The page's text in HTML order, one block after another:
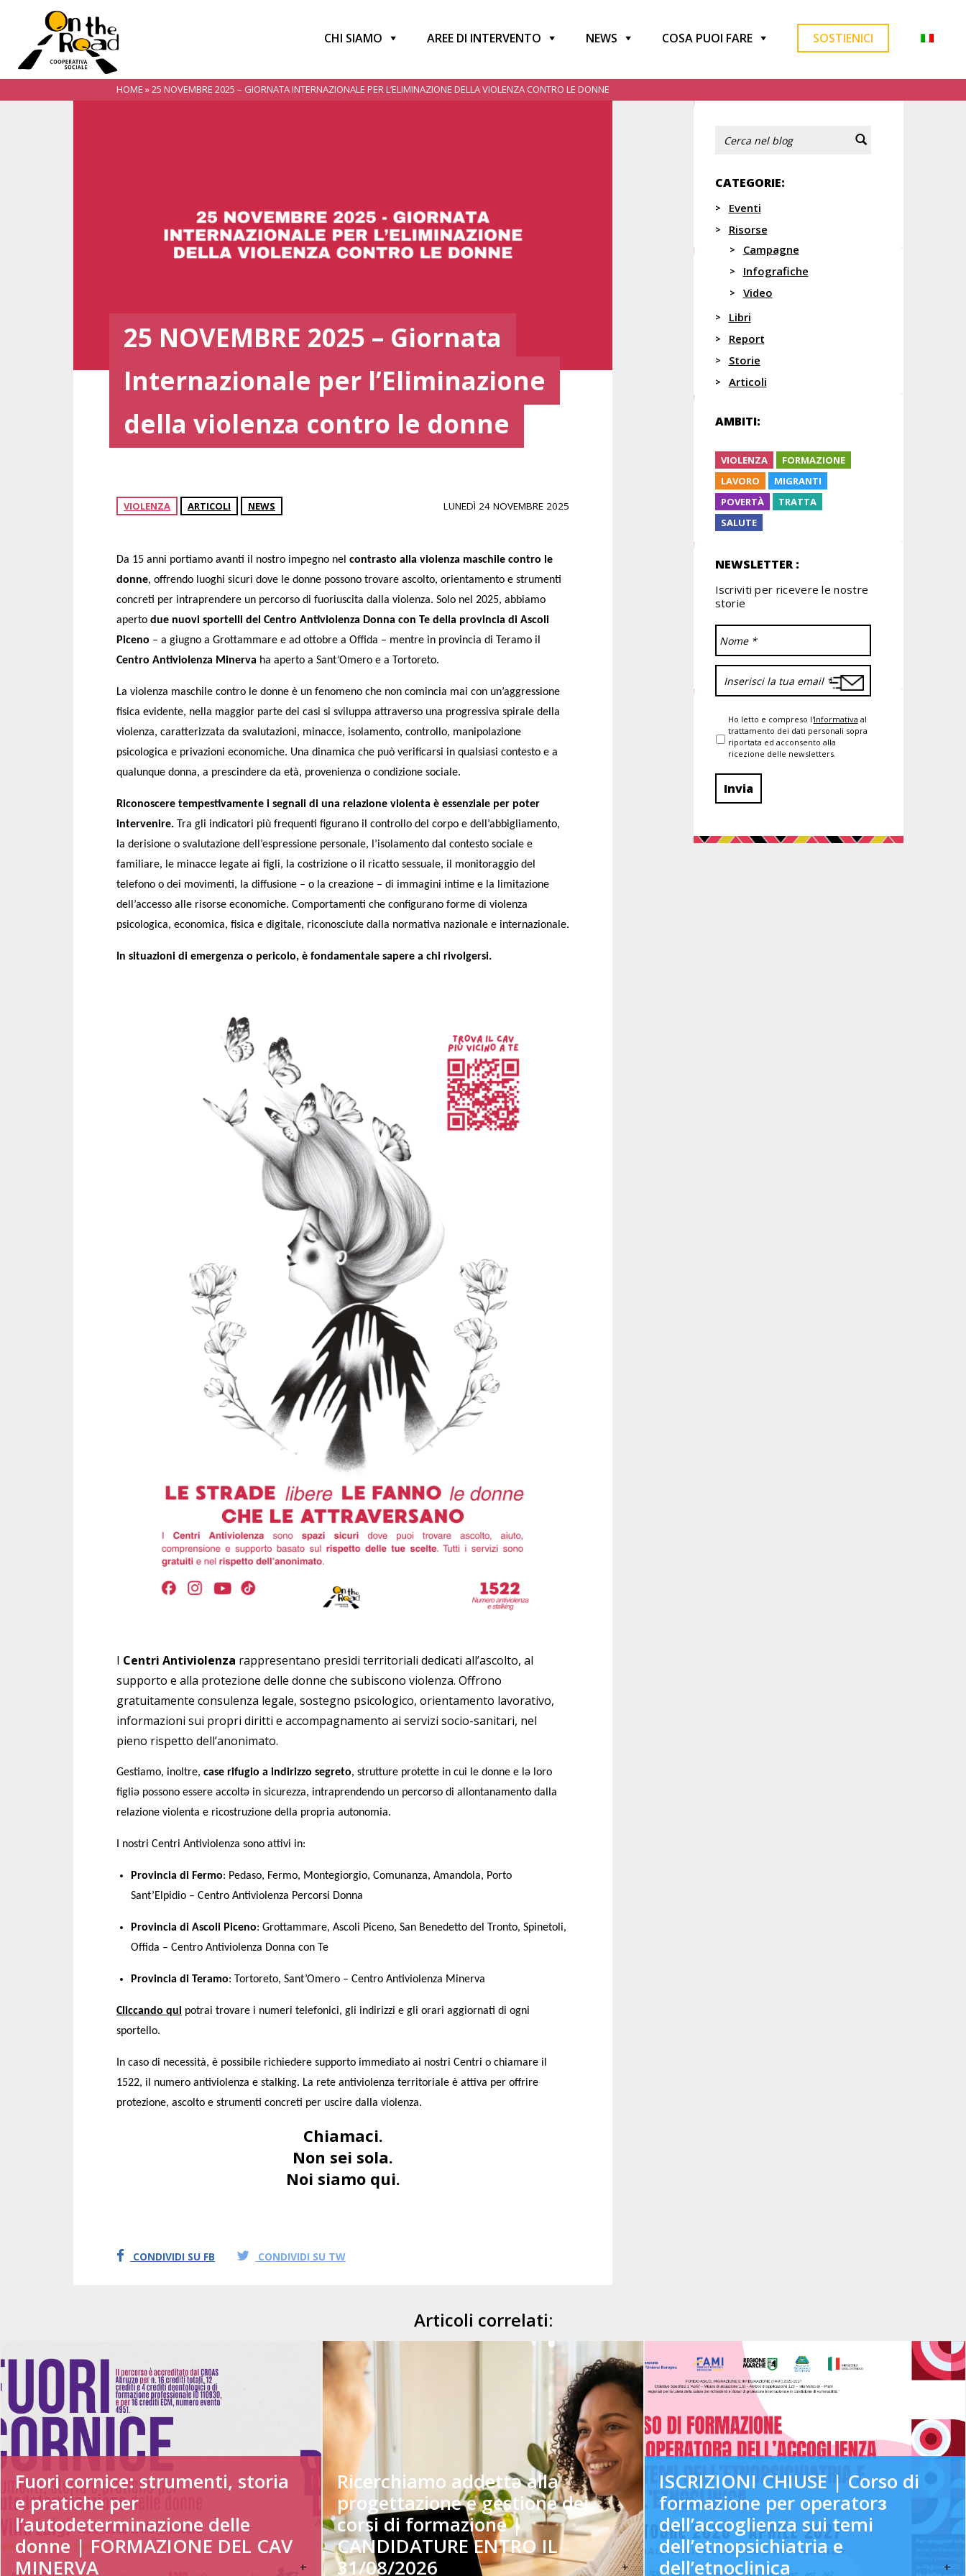
CHI SIAMO AREE DI INTERVENTO NEWS COSA PUOI FARE SOSTIENICI
HOME »25 NOVEMBRE 2025 – GIORNATA INTERNAZIONALE PER L’ELIMINAZIONE DELLA VIOLENZA CONTRO LE DONNE
25 NOVEMBRE 2025 – Giornata
Internazionale per l’Eliminazione
della violenza contro le donne
VIOLENZA ARTICOLI NEWS LUNEDÌ 24 NOVEMBRE 2025
Da 15 anni portiamo avanti il nostro impegno nel contrasto alla violenza maschile contro le
donne, offrendo luoghi sicuri dove le donne possono trovare ascolto, orientamento e strumenti
concreti per intraprendere un percorso di fuoriuscita dalla violenza. Solo nel 2025, abbiamo
aperto due nuovi sportelli del Centro Antiviolenza Donna con Te della provincia di Ascoli
Piceno – a giugno a Grottammare e ad ottobre a Offida – mentre in provincia di Teramo il
Centro Antiviolenza Minerva ha aperto a Sant’Omero e a Tortoreto.
La violenza maschile contro le donne è un fenomeno che non comincia mai con un’aggressione
fisica evidente, nella maggior parte dei casi si sviluppa attraverso una progressiva spirale della
violenza, caratterizzata da svalutazioni, minacce, isolamento, controllo, manipolazione
psicologica e privazioni economiche. Una dinamica che può verificarsi in qualsiasi contesto e a
qualunque donna, a prescindere da età, provenienza o condizione sociale.
Riconoscere tempestivamente i segnali di una relazione violenta è essenziale per poter
intervenire. Tra gli indicatori più frequenti figurano il controllo del corpo e dell’abbigliamento,
la derisione o svalutazione dell’espressione personale, l’isolamento dal contesto sociale e
familiare, le minacce legate ai figli, la costrizione o il ricatto sessuale, il monitoraggio del
telefono o dei movimenti, la diffusione – o la creazione – di immagini intime e la limitazione
dell’accesso alle risorse economiche. Comportamenti che configurano forme di violenza
psicologica, economica, fisica e digitale, riconosciute dalla normativa nazionale e internazionale.
In situazioni di emergenza o pericolo, è fondamentale sapere a chi rivolgersi.
I Centri Antiviolenza rappresentano presìdi territoriali dedicati all’ascolto, al
supporto e alla protezione delle donne che subiscono violenza. Offrono
gratuitamente consulenza legale, sostegno psicologico, orientamento lavorativo,
informazioni sui propri diritti e accompagnamento ai servizi socio-sanitari, nel
pieno rispetto dell’anonimato.
Gestiamo, inoltre, case rifugio a indirizzo segreto, strutture protette in cui le donne e lə loro
figliə possono essere accoltə in sicurezza, intraprendendo un percorso di allontanamento dalla
relazione violenta e ricostruzione della propria autonomia.
I nostri Centri Antiviolenza sono attivi in:
Provincia di Fermo: Pedaso, Fermo, Montegiorgio, Comunanza, Amandola, Porto
Sant’Elpidio – Centro Antiviolenza Percorsi Donna
Provincia di Ascoli Piceno: Grottammare, Ascoli Piceno, San Benedetto del Tronto, Spinetoli,
Offida – Centro Antiviolenza Donna con Te
Provincia di Teramo: Tortoreto, Sant’Omero – Centro Antiviolenza Minerva
Cliccando qui potrai trovare i numeri telefonici, gli indirizzi e gli orari aggiornati di ogni
sportello.
In caso di necessità, è possibile richiedere supporto immediato ai nostri Centri o chiamare il
1522, il numero antiviolenza e stalking. La rete antiviolenza territoriale è attiva per offrire
protezione, ascolto e strumenti concreti per uscire dalla violenza.
Chiamaci.
Non sei sola.
Noi siamo qui.
CONDIVIDI SU FB CONDIVIDI SU TW
CATEGORIE:
Eventi
Risorse
Campagne
Infografiche
Video
Libri
Report
Storie
Articoli
AMBITI:
VIOLENZA
FORMAZIONE
LAVORO
MIGRANTI
POVERTÀ
TRATTA
SALUTE
NEWSLETTER :
Iscriviti per ricevere le nostre
storie
Ho letto e compreso l'Informativa al
trattamento dei dati personali sopra
riportata ed acconsento alla
ricezione delle newsletters.
Articoli correlati:
Fuori cornice: strumenti, storia
e pratiche per
l’autodeterminazione delle
donne | FORMAZIONE DEL CAV
MINERVA
+
Ricerchiamo addettə alla
progettazione e gestione dei
corsi di formazione |
CANDIDATURE ENTRO IL
31/08/2026
+
ISCRIZIONI CHIUSE | Corso di
formazione per operatorɜ
dell’accoglienza sui temi
dell’etnopsichiatria e
dell’etnoclinica
+